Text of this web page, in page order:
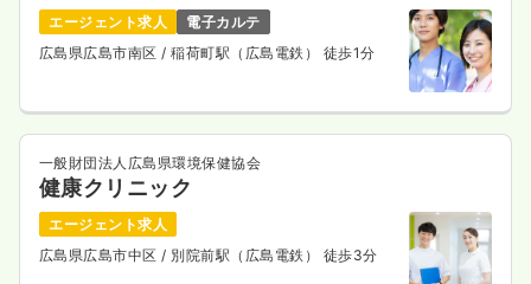
エージェント求人
電子カルテ
広島県広島市南区 / 稲荷町駅（広島電鉄） 徒歩1分
一般財団法人広島県環境保健協会
健康クリニック
エージェント求人
広島県広島市中区 / 別院前駅（広島電鉄） 徒歩3分